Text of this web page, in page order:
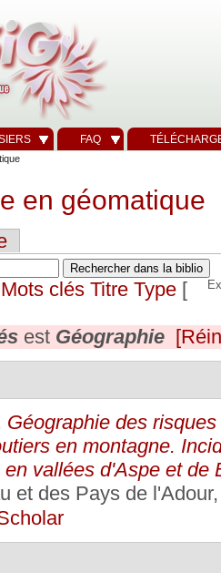
FAQ
en géomatique
Mots clés Titre Type [
est Géographie
Géographie des
en montagne.
vallées d'Aspe et de
et des Pays de